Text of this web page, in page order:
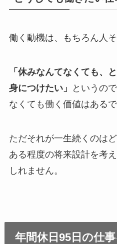
働く動機は、もちろん人そ
「休みなんてなくても、
身につけたい」
というの
なくても働く価値はあるで
ただそれが一生続くのは
ある程度の将来設計を考
しれません。
年間休日95日の仕